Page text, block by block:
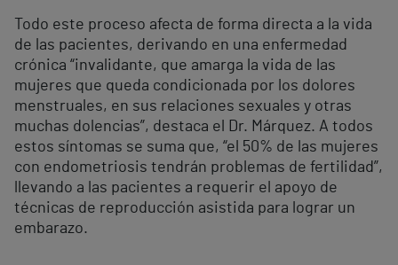
Todo este proceso afecta de forma directa a la vida
de las pacientes, derivando en una enfermedad
crónica “invalidante, que amarga la vida de las
mujeres que queda condicionada por los dolores
menstruales, en sus relaciones sexuales y otras
muchas dolencias”, destaca el Dr. Márquez. A todos
estos síntomas se suma que, “el 50% de las mujeres
con endometriosis tendrán problemas de fertilidad”,
llevando a las pacientes a requerir el apoyo de
técnicas de reproducción asistida para lograr un
embarazo.